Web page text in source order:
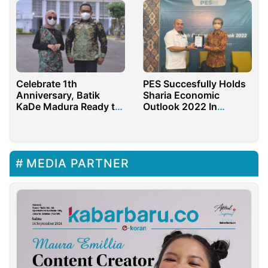
Celebrate 1th
Anniversary, Batik
KaDe Madura Ready to
PES Succesfully Holds
Sharia Economic
Outlook 2022 In
MEDIA PARTNER